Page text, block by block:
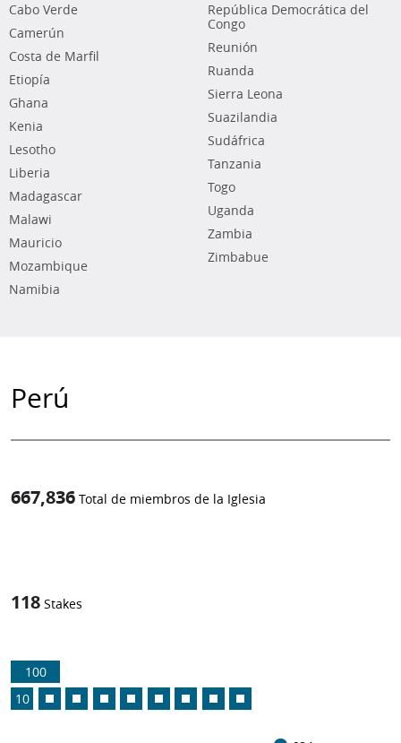
Cabo Verde
Camerún
Costa de Marfil
Etiopía
Ghana
Kenia
Lesotho
Liberia
Madagascar
Malawi
Mauricio
Mozambique
Namibia
República Democrática del
Congo
Reunión
Ruanda
Sierra Leona
Suazilandia
Sudáfrica
Tanzania
Togo
Uganda
Zambia
Zimbabue
Perú
667,836 Total de miembros de la Iglesia
118 Stakes
100
10